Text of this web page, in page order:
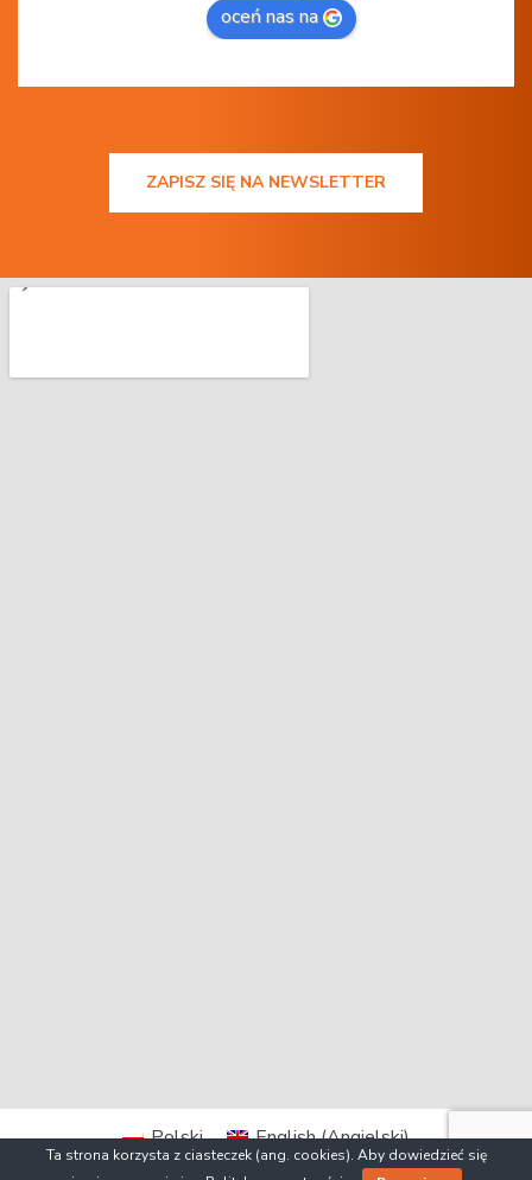
oceń nas na
ZAPISZ SIĘ NA NEWSLETTER
Ta strona korzysta z ciasteczek (ang. cookies). Aby dowiedzieć się
Polski English(Angielski)